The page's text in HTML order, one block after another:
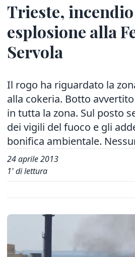
Trieste,
esplosione alla
Servola
Il rogo ha riguardato la
alla cokeria. Botto
in tutta la zona. Sul posto
dei vigili del fuoco e gli
bonifica ambientale.
24 aprile 2013
1' di lettura